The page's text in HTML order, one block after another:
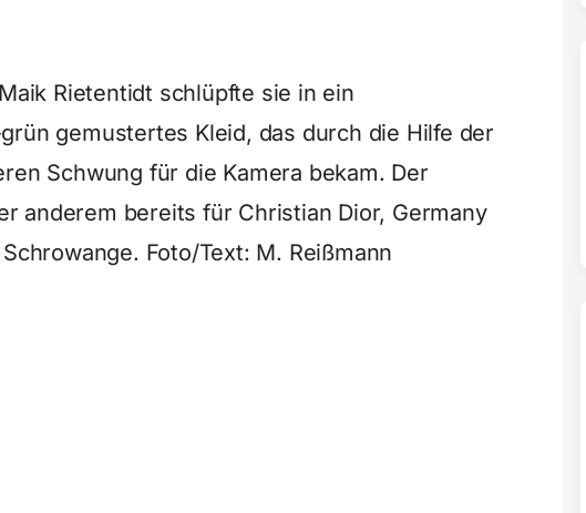
Rietentidt schlüpfte sie in ein
gemustertes Kleid, das durch die Hilfe der
Schwung für die Kamera bekam. Der
anderem bereits für Christian Dior, Germany
Foto/Text: M. Reißmann